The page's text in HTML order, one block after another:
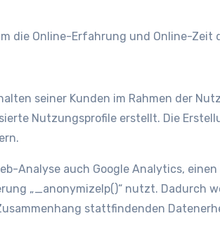
die Online-Erfahrung und Online-
seiner Kunden im Rahmen der
Nutzungsprofile erstellt. Die
Analyse auch Google Analytics, einen
„_anonymizeIp()“ nutzt. Dadurch
stattfindenden